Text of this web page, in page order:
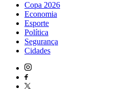
Copa 2026
Economia
Esporte
Política
Segurança
Cidades